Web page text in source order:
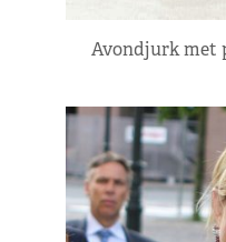
Avondjurk met